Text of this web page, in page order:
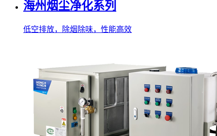
海州烟尘净化系列
低空排放，除烟除味，性能高效